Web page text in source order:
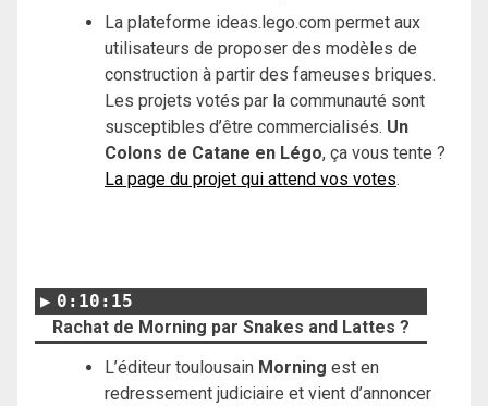
La plateforme ideas.lego.com permet aux
utilisateurs de proposer des modèles de
construction à partir des fameuses briques.
Les projets votés par la communauté sont
susceptibles d’être commercialisés. Un
Colons de Catane en Légo, ça vous tente ?
La page du projet qui attend vos votes.
0:10:15
Rachat de Morning par Snakes and Lattes ?
L’éditeur toulousain Morning est en
redressement judiciaire et vient d’annoncer